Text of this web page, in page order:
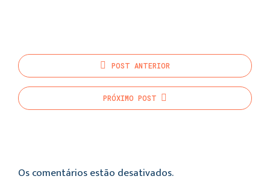
POST ANTERIOR
PRÓXIMO POST
Os comentários estão desativados.